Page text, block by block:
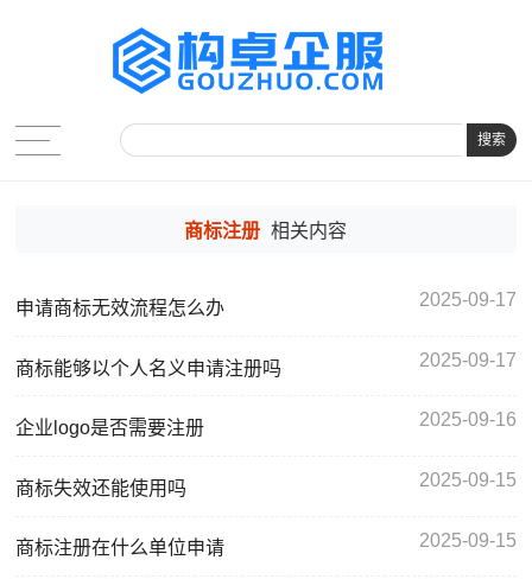
搜索
商标注册 相关内容
申请商标无效流程怎么办 2025-09-17
商标能够以个人名义申请注册吗 2025-09-17
企业logo是否需要注册 2025-09-16
商标失效还能使用吗 2025-09-15
商标注册在什么单位申请 2025-09-15